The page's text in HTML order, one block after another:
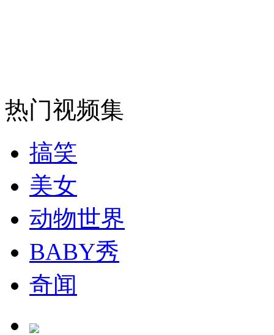
安徽一实载49人客车翻车
走！跟着总书记去植树
消防员救轻生者 花炮节热闹非凡
热门视频集
搞笑
美女
动物世界
BABY秀
奇闻